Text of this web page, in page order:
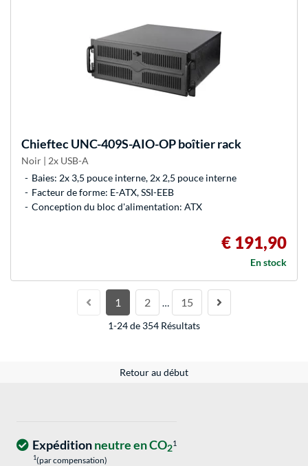
ChieftecUNC-409S-AIO-OP boîtier rack
Noir | 2x USB-A
Baies: 2x 3,5 pouce interne, 2x 2,5 pouce interne
Facteur de forme: E-ATX, SSI-EEB
Conception du bloc d'alimentation: ATX
€ 191,90
En stock
1 2 … 15
1-24 de 354 Résultats
Retour au début
Expéditionneutre en CO21
1(par compensation)